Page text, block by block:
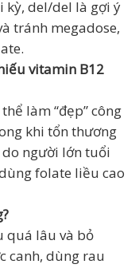
kỳ, del/del là gợi ý
tránh megadose,
vitamin B12
làm “đẹp” công
khi tổn thương
người lớn tuổi
folate liều cao
quá lâu và bỏ
canh, dùng rau